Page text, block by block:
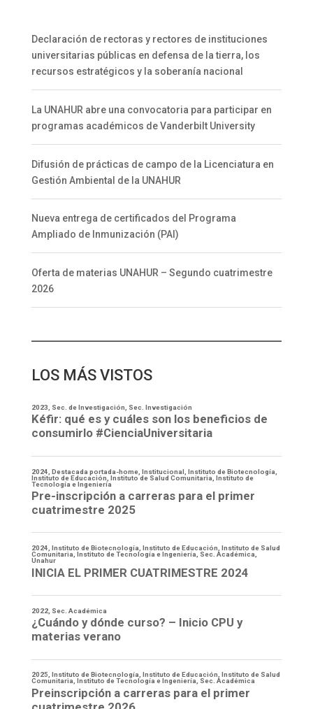
Declaración de rectoras y rectores de instituciones
universitarias públicas en defensa de la tierra, los
recursos estratégicos y la soberanía nacional
La UNAHUR abre una convocatoria para participar en
programas académicos de Vanderbilt University
Difusión de prácticas de campo de la Licenciatura en
Gestión Ambiental de la UNAHUR
Nueva entrega de certificados del Programa
Ampliado de Inmunización (PAI)
Oferta de materias UNAHUR – Segundo cuatrimestre
2026
LOS MÁS VISTOS